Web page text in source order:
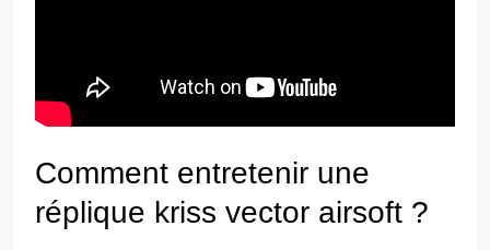
Comment entretenir une
réplique kriss vector airsoft ?